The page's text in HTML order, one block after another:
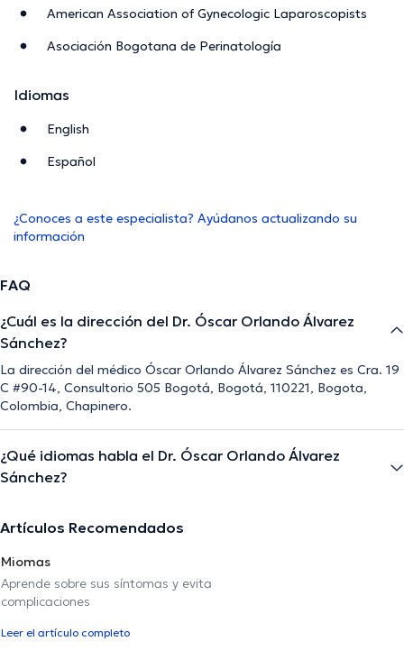
American Association of Gynecologic Laparoscopists
Asociación Bogotana de Perinatología
Idiomas
English
Español
¿Conoces a este especialista? Ayúdanos actualizando su
información
FAQ
¿Cuál es la dirección del Dr. Óscar Orlando Álvarez
Sánchez?
La dirección del médico Óscar Orlando Álvarez Sánchez es Cra. 19
C #90-14, Consultorio 505 Bogotá, Bogotá, 110221, Bogota,
Colombia, Chapinero.
¿Qué idiomas habla el Dr. Óscar Orlando Álvarez
Sánchez?
Artículos Recomendados
Miomas
Aprende sobre sus síntomas y evita
complicaciones
Leer el artículo completo